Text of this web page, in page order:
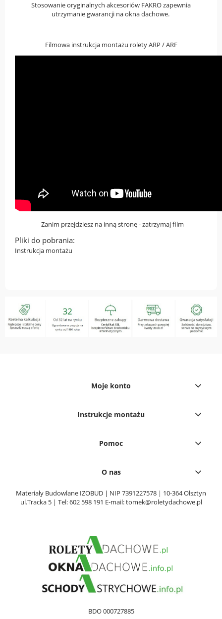
Stosowanie oryginalnych akcesoriów FAKRO zapewnia
utrzymanie gwarancji na okna dachowe.
Filmowa instrukcja montażu rolety ARP / ARF
Zanim przejdziesz na inną stronę - zatrzymaj film
Pliki do pobrania:
Instrukcja montażu
Moje konto
Instrukcje montażu
Pomoc
O nas
Materiały Budowlane IZOBUD | NIP 7391227578 | 10-364 Olsztyn
ul.Tracka 5 | Tel:602 598 191 E-mail:tomek@roletydachowe.pl
BDO 000727885